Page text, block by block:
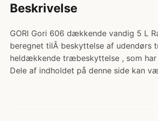
Beskrivelse
GORI Gori 606 dækkende vandig 5 L
beregnet tilÂ beskyttelse af
heldækkende træbeskyttelse , som
Dele af indholdet på denne side kan